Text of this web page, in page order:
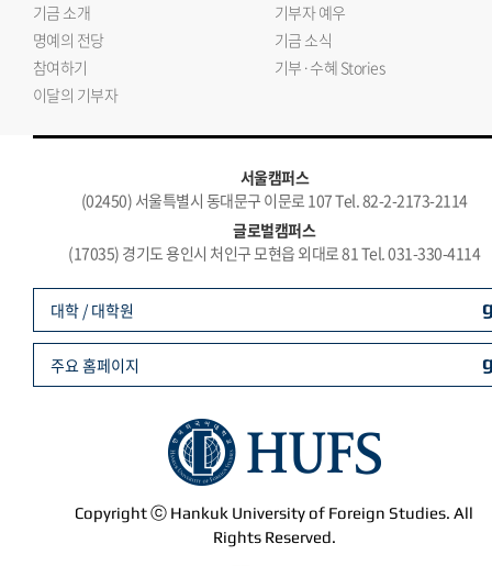
기금 소개
기부자 예우
명예의 전당
기금 소식
참여하기
기부·수혜 Stories
이달의 기부자
서울캠퍼스
(02450) 서울특별시 동대문구 이문로 107 Tel. 82-2-2173-2114
글로벌캠퍼스
(17035) 경기도 용인시 처인구 모현읍 외대로 81 Tel. 031-330-4114
Copyright ⓒ Hankuk University of Foreign Studies. All
Rights Reserved.
대학 / 대학원
주요 홈페이지